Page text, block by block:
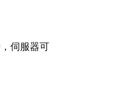
伺服器可